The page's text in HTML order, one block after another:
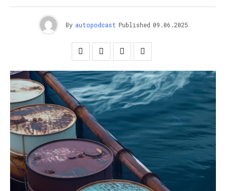
By autopodcast Published 09.06.2025